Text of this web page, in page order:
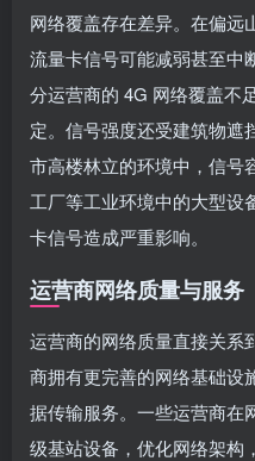
网络覆盖存在差异。在偏远
流量卡信号可能减弱甚至中
分运营商的 4G 网络覆盖不
定。信号强度还受建筑物遮
市高楼林立的环境中，信号
工厂等工业环境中的大型设
卡信号造成严重影响。
运营商网络质量与服务
运营商的网络质量直接关系
商拥有更完善的网络基础设
据传输服务。一些运营商在
级基站设备，优化网络架构